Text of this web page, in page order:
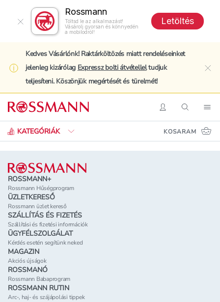
Rossmann
Töltsd le az alkalmazást!
Vásárolj gyorsan és könnyedén
a mobilodról!
Letöltés
Kedves Vásárlónk! Raktárköltözés miatt rendeléseinket
jelenleg kizárólag Expressz bolti átvételleltudjuk
teljesíteni. Köszönjük megértését és türelmét!
BelépésKeresés
KATEGÓRIÁK
Keresés
KOSARAM
Lábléc
ROSSMANN+
Rossmann Hűségprogram
ÜZLETKERESŐ
Rossmann üzlet kereső
SZÁLLÍTÁS ÉS FIZETÉS
Szállítási és fizetési információk
ÜGYFÉLSZOLGÁLAT
Kérdés esetén segítünk neked
MAGAZIN
Akciós újságok
ROSSMANÓ
Rossmann Babaprogram
ROSSMANN RUTIN
Arc-, haj- és szájápolási tippek